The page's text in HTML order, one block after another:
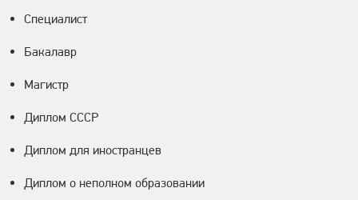
Специалист
Бакалавр
Магистр
Диплом СССР
Диплом для иностранцев
Диплом о неполном образовании